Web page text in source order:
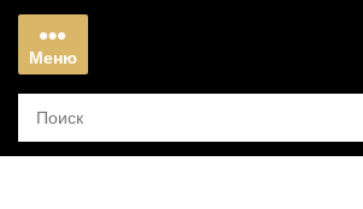
Перейти
содержимому
Меню
Меню